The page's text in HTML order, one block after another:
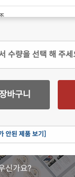
잉크젯, 레이저 겸용
잉크젯, 레이저 겸용
트
DX096잉크젯, 레이저 겸
DX096잉크젯, 레이저 겸용
수량을 선택 해 주세
장바구니
안된 제품 보기]
신가요?